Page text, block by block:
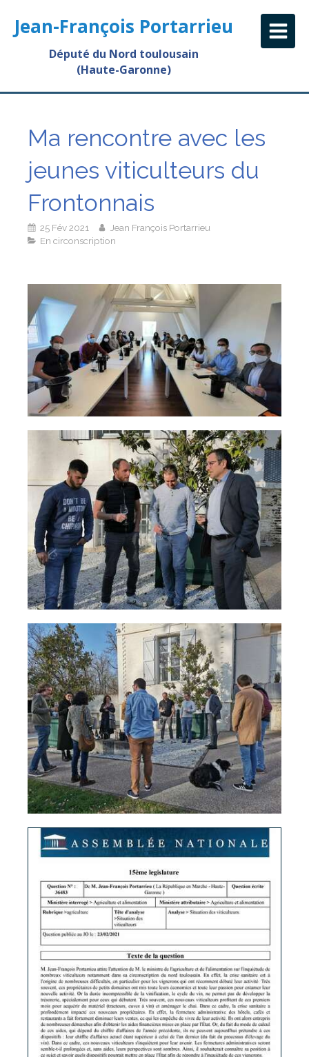
Jean-François Portarrieu
Député du Nord toulousain
(Haute-Garonne)
Ma rencontre avec les
jeunes viticulteurs du
Frontonnais
25 Fév 2021
Jean François Portarrieu
En circonscription